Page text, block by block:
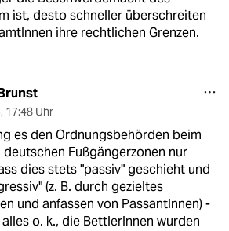
ist, desto schneller überschreiten
ihre rechtlichen Grenzen.
, 17:48 Uhr
es den Ordnungsbehörden beim
Fußgängerzonen nur
dies stets "passiv" geschieht und
(z. B. durch gezieltes
und anfassen von PassantInnen) -
o. k., die BettlerInnen wurden